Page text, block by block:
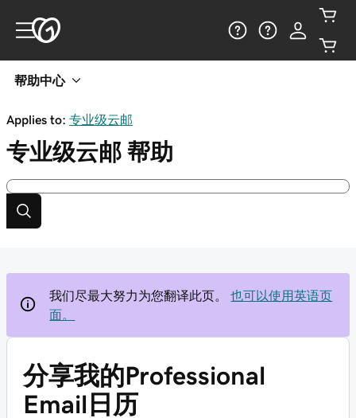
帮助中心
Applies to: 专业级云邮
专业级云邮 帮助
我们尽最大努力为您翻译此页。
也可以使用英语页
面。
分享我的Professional
Email日历